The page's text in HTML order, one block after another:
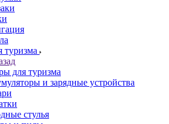
туризма
для туризма
и зарядные устройства
стулья